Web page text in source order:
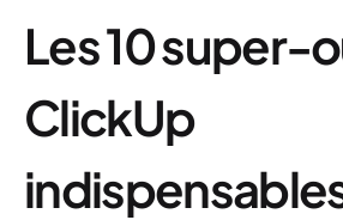
Les 10 super-
ClickUp